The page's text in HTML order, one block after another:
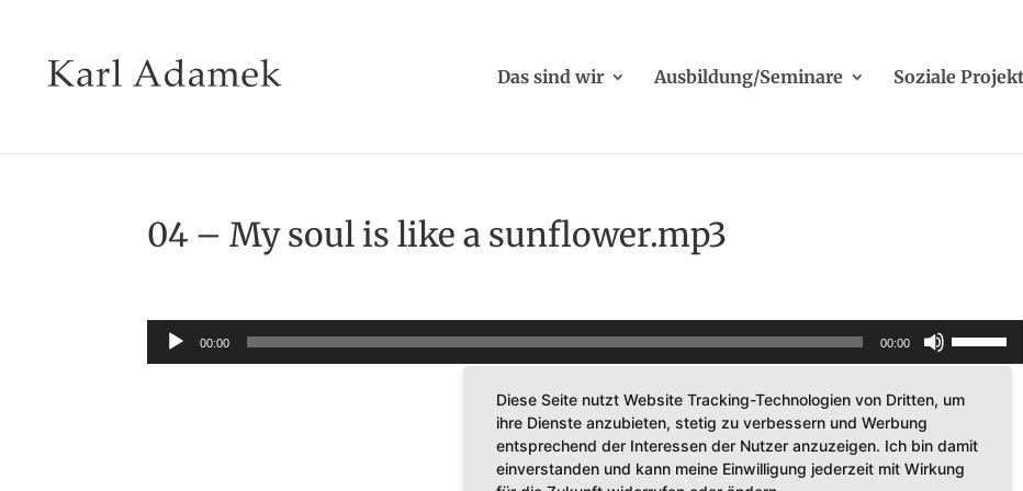
Das sind wir Ausbildung/Seminare Soziale
04 – My soul is like a sunflower.mp3
Audio-
Player
00:00 00:00
Pfeiltasten
Hoch/
benutzen,
die
Lautstärke
Diese Seite nutzt Website Tracking-Technologien von Dritten, um
ihre Dienste anzubieten, stetig zu verbessern und Werbung
entsprechend der Interessen der Nutzer anzuzeigen. Ich bin damit
einverstanden und kann meine Einwilligung jederzeit mit Wirkung